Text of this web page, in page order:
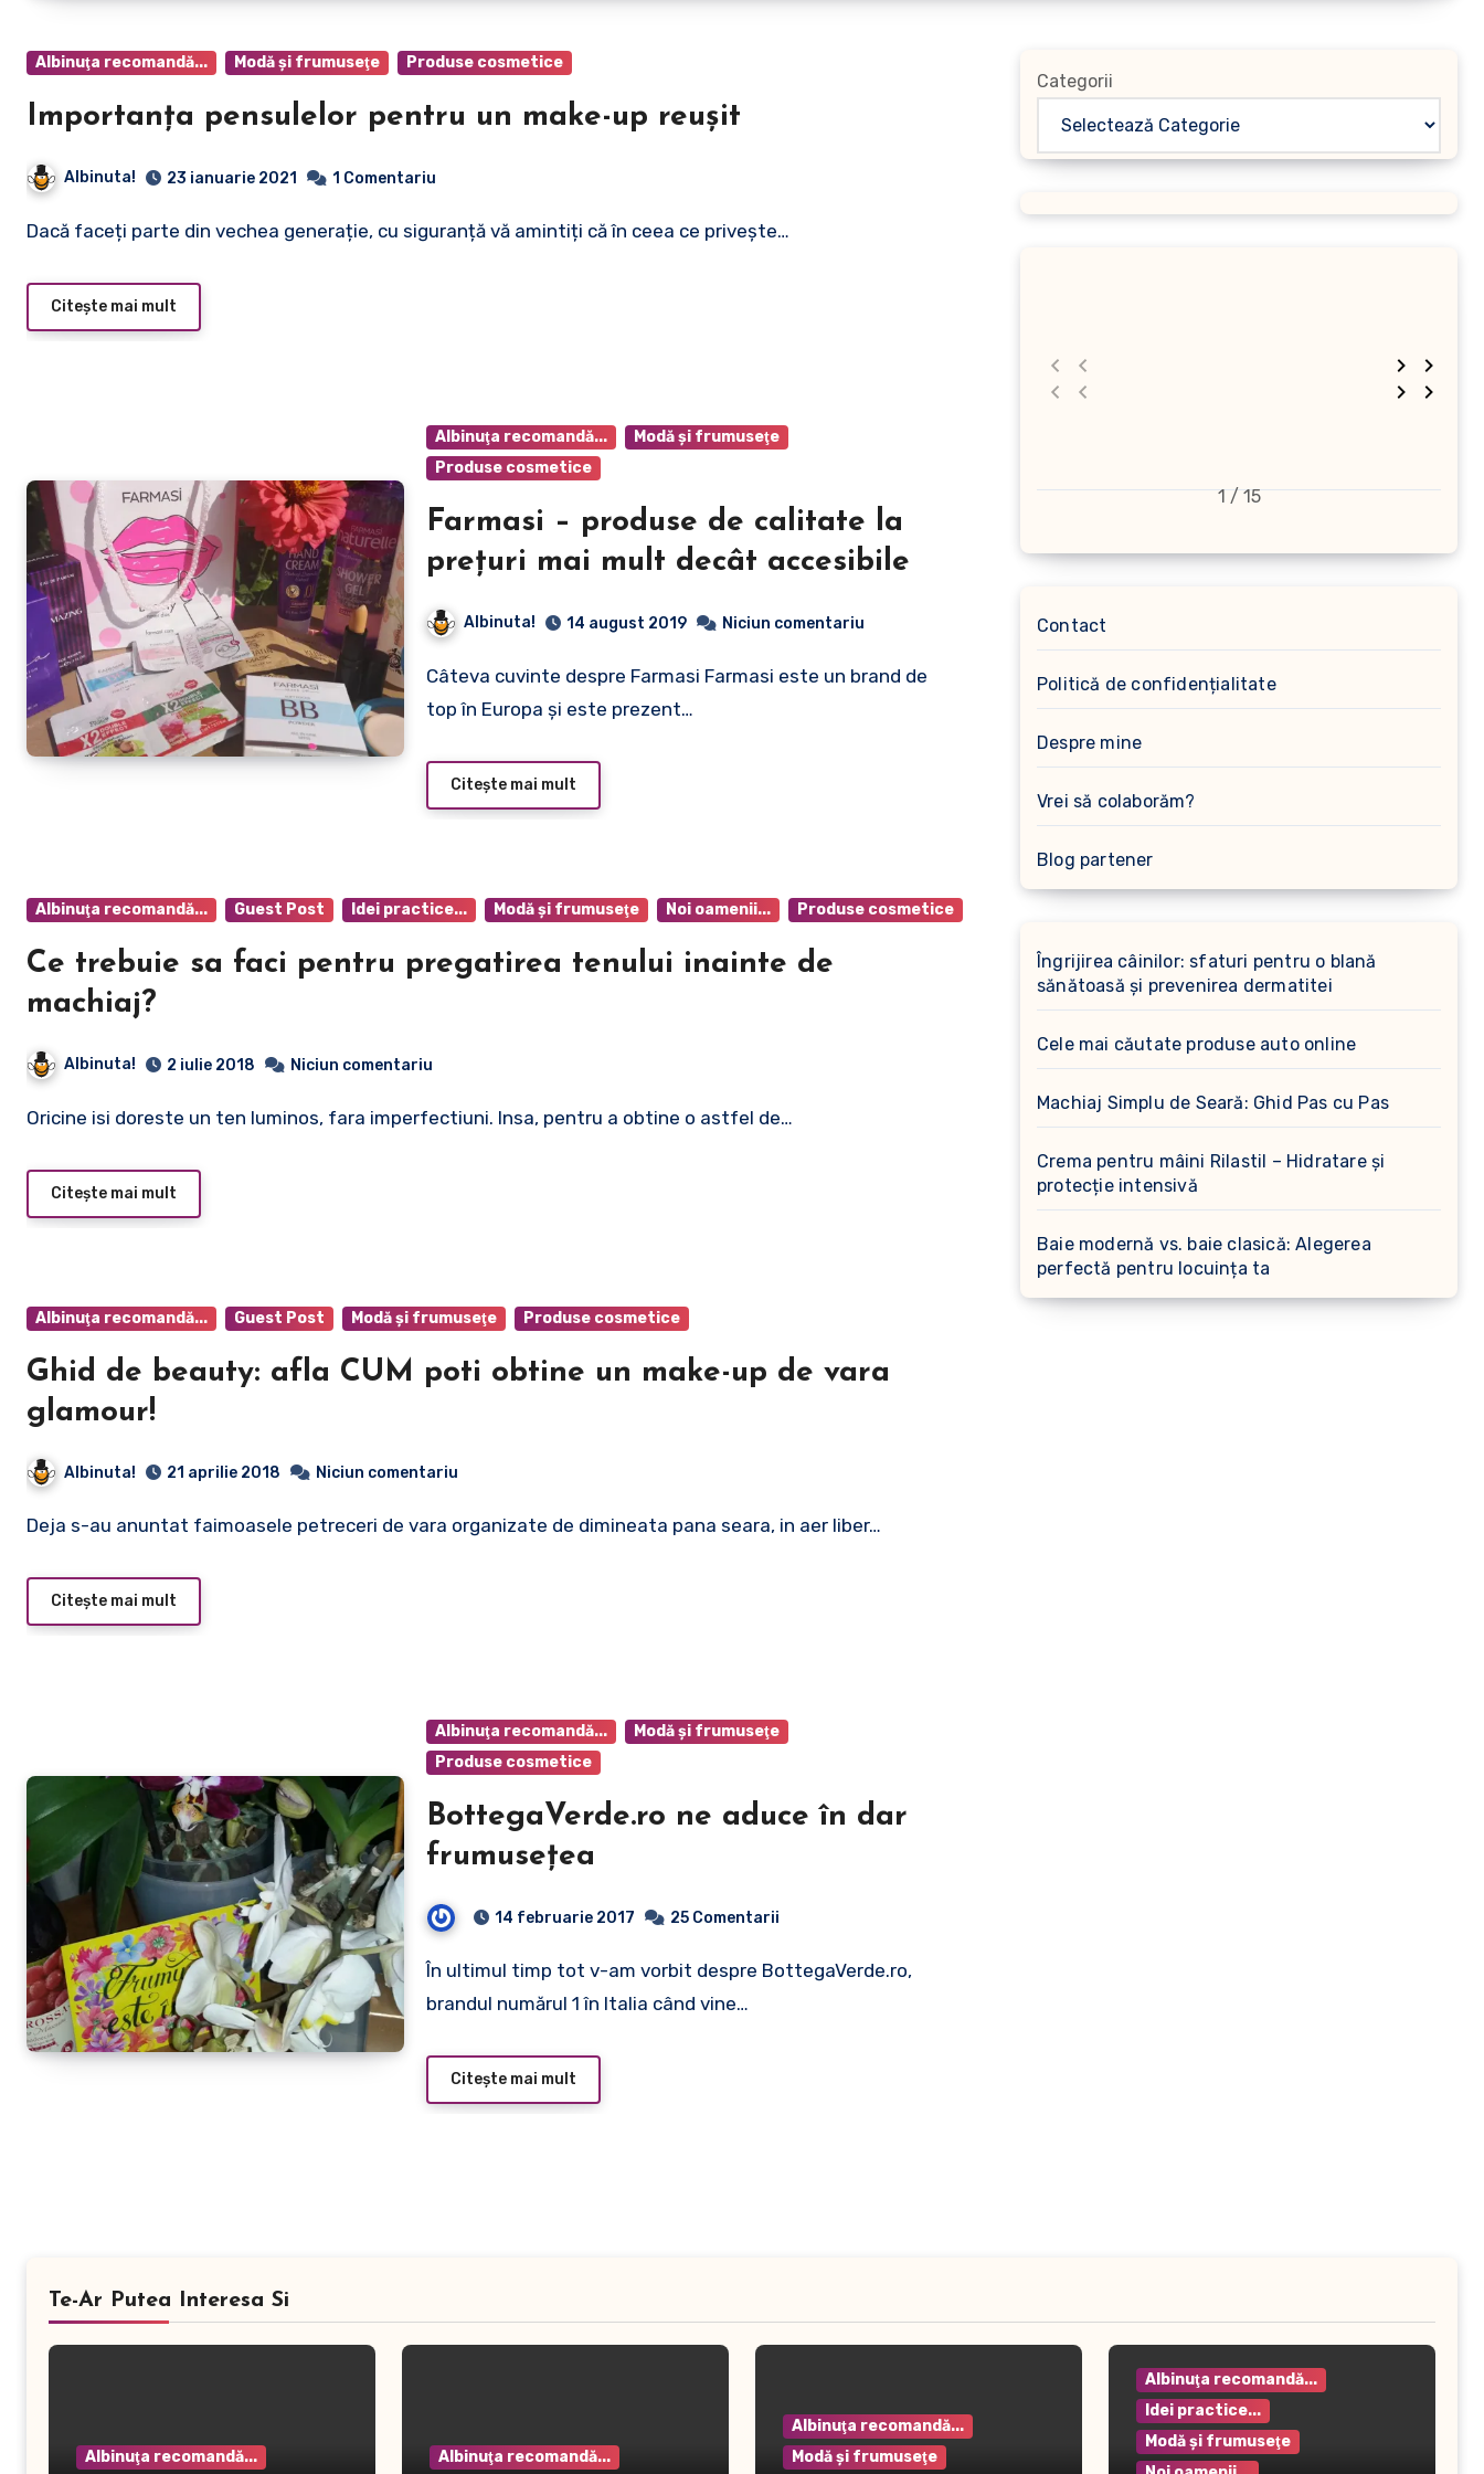
Albinuţa recomandă... Modă şi frumuseţe Produse cosmetice
Importanța pensulelor pentru un make-up reușit
Albinuta! 23 ianuarie 2021 1 Comentariu
Dacă faceți parte din vechea generație, cu siguranță vă amintiți că în ceea ce privește…
Citește mai mult
Albinuţa recomandă...
Modă şi frumuseţe
Produse cosmetice
Farmasi – produse de calitate la
prețuri mai mult decât accesibile
Albinuta! 14 august 2019 Niciun comentariu
Câteva cuvinte despre Farmasi Farmasi este un brand de
top în Europa și este prezent…
Citește mai mult
Albinuţa recomandă... Guest Post Idei practice... Modă şi frumuseţe Noi oamenii... Produse cosmetice
Ce trebuie sa faci pentru pregatirea tenului inainte de
machiaj?
Albinuta! 2 iulie 2018 Niciun comentariu
Oricine isi doreste un ten luminos, fara imperfectiuni. Insa, pentru a obtine o astfel de…
Citește mai mult
Albinuţa recomandă... Guest Post Modă şi frumuseţe Produse cosmetice
Ghid de beauty: afla CUM poti obtine un make-up de vara
glamour!
Albinuta! 21 aprilie 2018 Niciun comentariu
Deja s-au anuntat faimoasele petreceri de vara organizate de dimineata pana seara, in aer liber…
Citește mai mult
Albinuţa recomandă...
Modă şi frumuseţe
Produse cosmetice
BottegaVerde.ro ne aduce în dar
frumuseţea
14 februarie 2017 25 Comentarii
În ultimul timp tot v-am vorbit despre BottegaVerde.ro,
brandul numărul 1 în Italia când vine…
Citește mai mult
Categorii
1 / 15
Contact
Politică de confidențialitate
Despre mine
Vrei să colaborăm?
Blog partener
Îngrijirea câinilor: sfaturi pentru o blană
sănătoasă și prevenirea dermatitei
Cele mai căutate produse auto online
Machiaj Simplu de Seară: Ghid Pas cu Pas
Crema pentru mâini Rilastil – Hidratare și
protecție intensivă
Baie modernă vs. baie clasică: Alegerea
perfectă pentru locuința ta
Te-Ar Putea Interesa Si
Albinuţa recomandă... Albinuţa recomandă...
Albinuţa recomandă...
Modă şi frumuseţe
Albinuţa recomandă...
Idei practice...
Modă şi frumuseţe